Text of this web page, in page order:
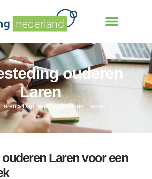
ouderen
Laren
Laren»Dagbesteding ouderen Laren
Laren voor een